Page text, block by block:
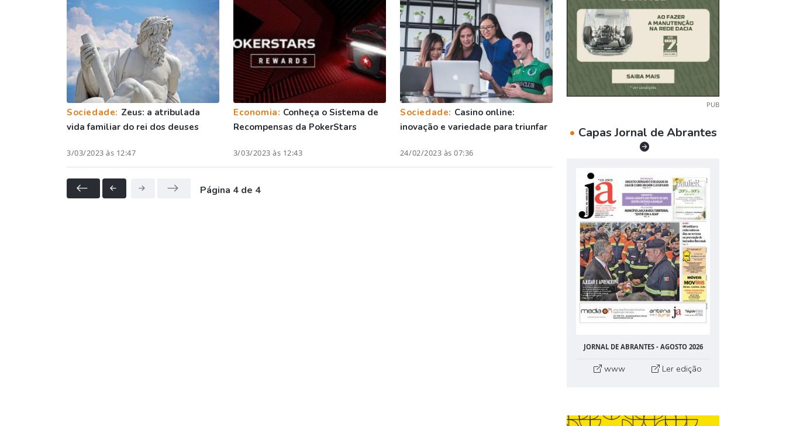
Sociedade: Zeus: a atribulada
vida familiar do rei dos deuses
3/03/2023 às 12:47
Economia: Conheça o Sistema de
Recompensas da PokerStars
3/03/2023 às 12:43
Sociedade: Casino online:
inovação e variedade para triunfar
24/02/2023 às 07:36
Página 4 de 4
PUB
• Capas Jornal de Abrantes
JORNAL DE ABRANTES - AGOSTO 2026
www Ler edição